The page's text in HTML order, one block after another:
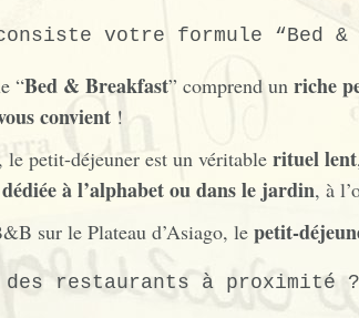
votre formule “Bed &
“Bed & Breakfast” comprend un riche
convient !
petit-déjeuner est un véritable rituel lent
à l’alphabet ou dans le jardin, à
sur le Plateau d’Asiago, le petit-
restaurants à proximité ?